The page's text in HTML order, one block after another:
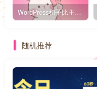
WordPress和子比主题模板&网站美化方法教程-已更新到:23-01-8
随机推荐